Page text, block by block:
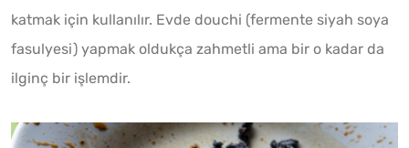
katmak için kullanılır. Evde douchi (fermente siyah soya
fasulyesi) yapmak oldukça zahmetli ama bir o kadar da
ilginç bir işlemdir.